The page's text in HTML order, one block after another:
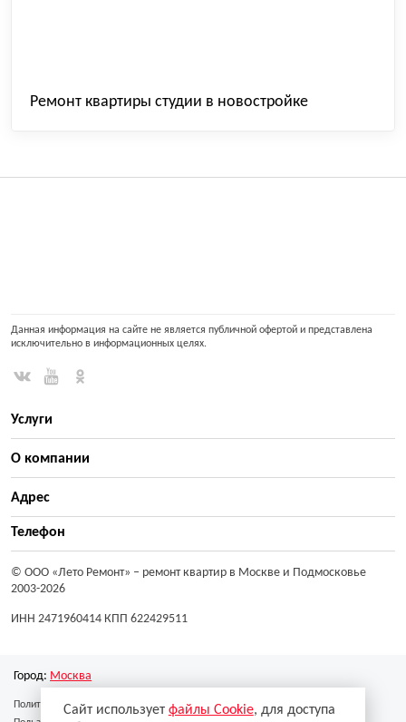
Ремонт квартиры студии в новостройке
Данная информация на сайте не является публичной офертой и представлена
исключительно в информационных целях.
Услуги
О компании
Адрес
Телефон
© ООО «Лето Ремонт» – ремонт квартир в Москве и Подмосковье
2003-2026
ИНН 2471960414 КПП 622429511
Город: Москва
Политика конфиденциальности
Сайт использует файлы Cookie, для доступа